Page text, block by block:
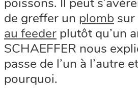
de greffer un plomb
au feeder plutôt qu’un
SCHAEFFER nous
passe de l’un à l’autre
pourquoi.